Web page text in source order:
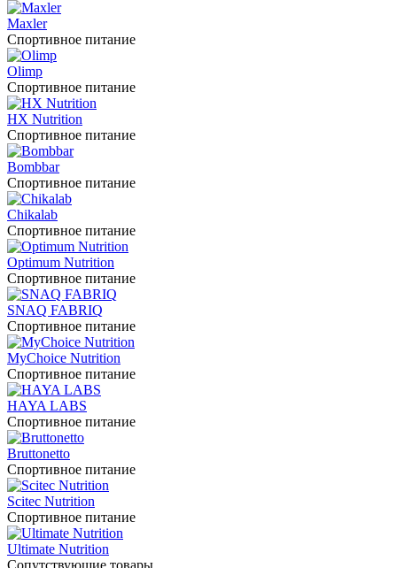
Maxler
Спортивное питание
Olimp
Спортивное питание
HX Nutrition
Спортивное питание
Bombbar
Спортивное питание
Chikalab
Спортивное питание
Optimum Nutrition
Спортивное питание
SNAQ FABRIQ
Спортивное питание
MyChoice Nutrition
Спортивное питание
HAYA LABS
Спортивное питание
Bruttonetto
Спортивное питание
Scitec Nutrition
Спортивное питание
Ultimate Nutrition
Сопутствующие товары